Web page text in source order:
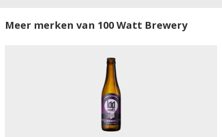
Meer merken van 100 Watt Brewery